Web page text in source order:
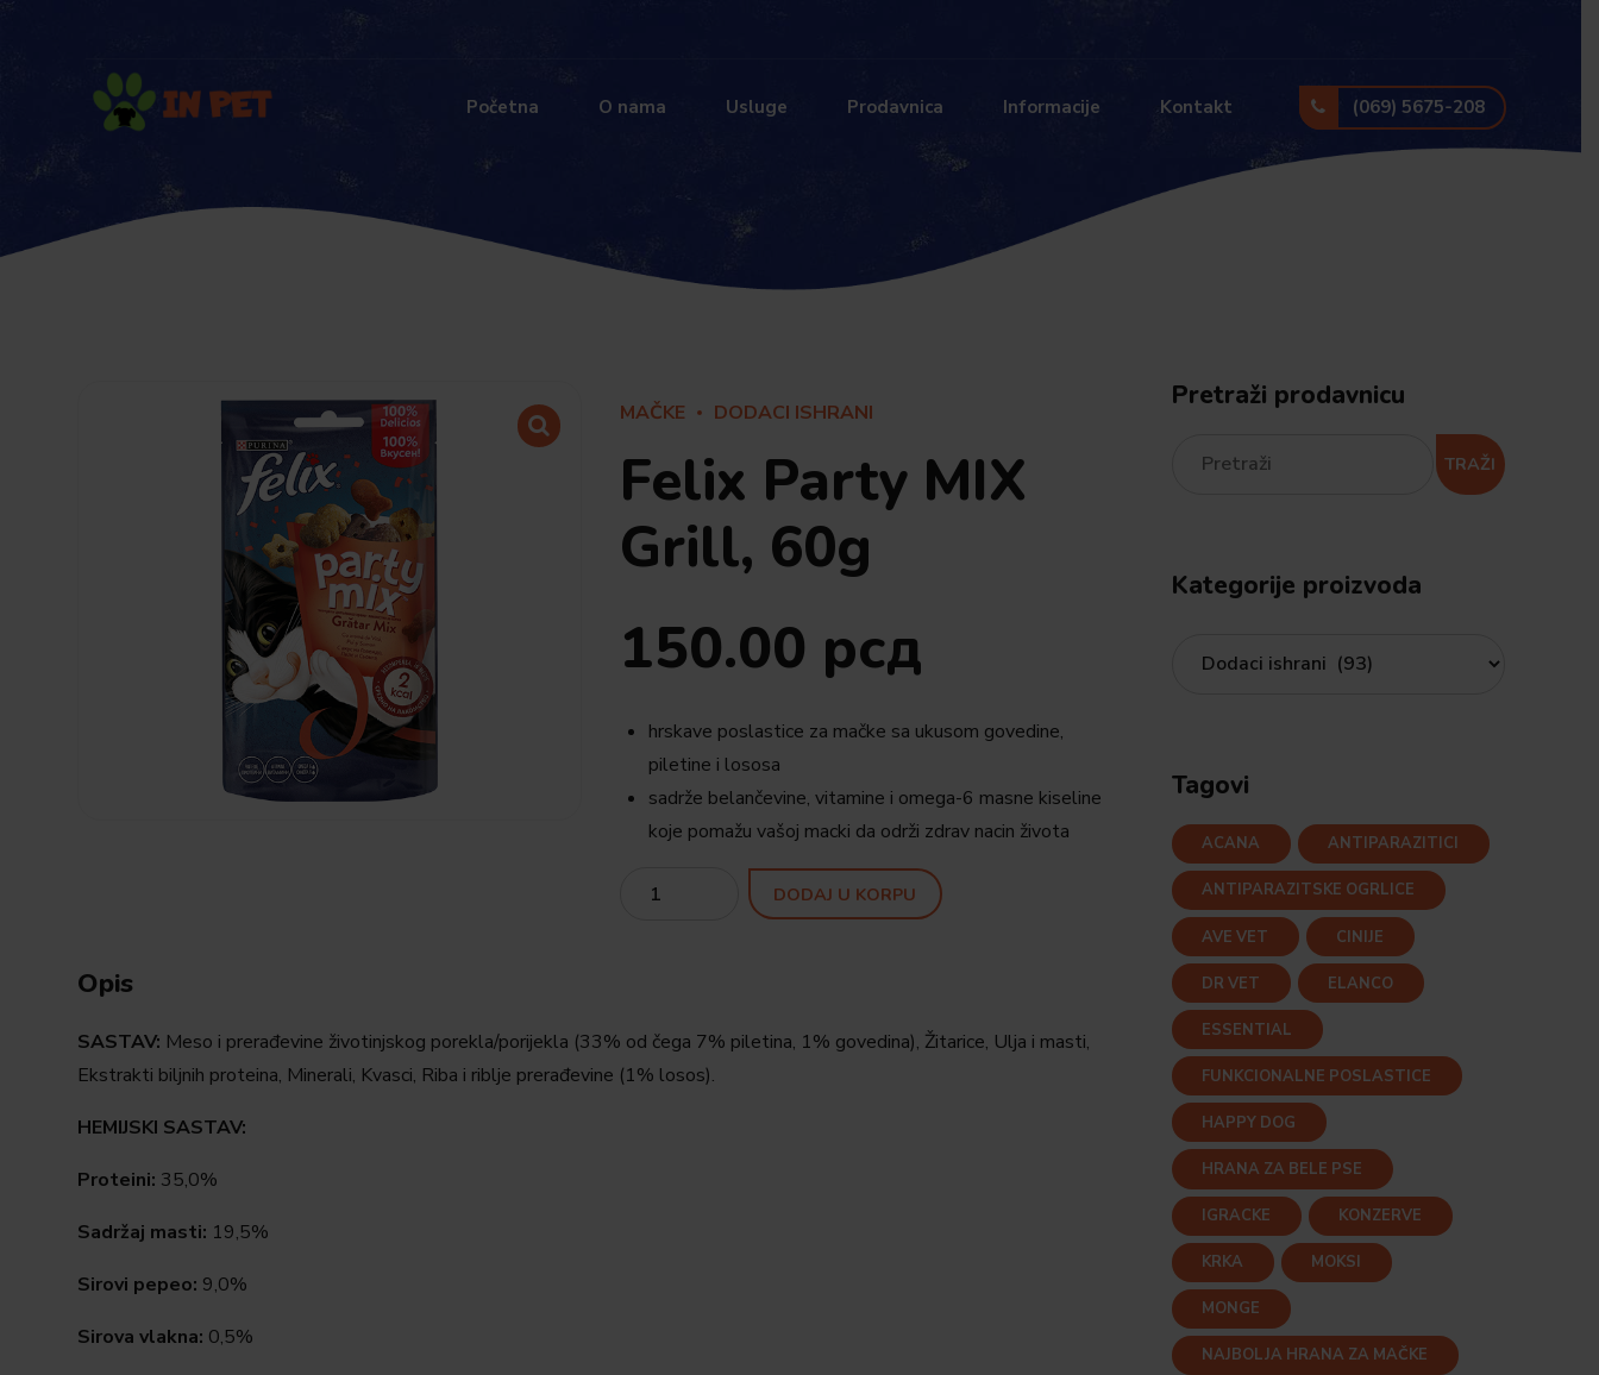
(069) 5675-208
Početna O nama Usluge Prodavnica Informacije Kontakt
MAČKE DODACI ISHRANI
Felix Party MIX
Grill, 60g
150.00 рсд
hrskave poslastice za mačke sa ukusom govedine,
piletine i lososa
sadrže belančevine, vitamine i omega-6 masne kiseline
koje pomažu vašoj macki da održi zdrav nacin života
Quantity
DODAJ U KORPU
Opis
SASTAV: Meso i prerađevine životinjskog porekla/porijekla (33% od čega 7% piletina, 1% govedina), Žitarice, Ulja i masti,
Ekstrakti biljnih proteina, Minerali, Kvasci, Riba i riblje prerađevine (1% losos).
HEMIJSKI SASTAV:
Proteini: 35,0%
Sadržaj masti: 19,5%
Sirovi pepeo: 9,0%
Sirova vlakna: 0,5%
Pretraži prodavnicu
TRAŽI
Kategorije proizvoda
Tagovi
ACANA ANTIPARAZITICI
ANTIPARAZITSKE OGRLICE
AVE VET CINIJE
DR VET ELANCO
ESSENTIAL
FUNKCIONALNE POSLASTICE
HAPPY DOG
HRANA ZA BELE PSE
IGRACKE KONZERVE
KRKA MOKSI
MONGE
NAJBOLJA HRANA ZA MAČKE